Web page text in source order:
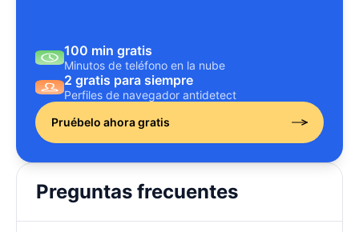
100 min gratis
Minutos de teléfono en la nube
2 gratis para siempre
Perfiles de navegador antidetect
Pruébelo ahora gratis
Preguntas frecuentes